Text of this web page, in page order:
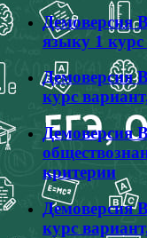
Демоверсия
языку 1
Демоверсия
курс
Демоверсия
критерии
Демоверсия
курс